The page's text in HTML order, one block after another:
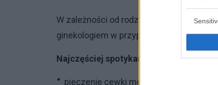
W zależności od rodzaju choroby
ginekologiem w przypadku kobiet bądź
Najczęściej spotykanymi są:
pieczenie cewki moczowej przy